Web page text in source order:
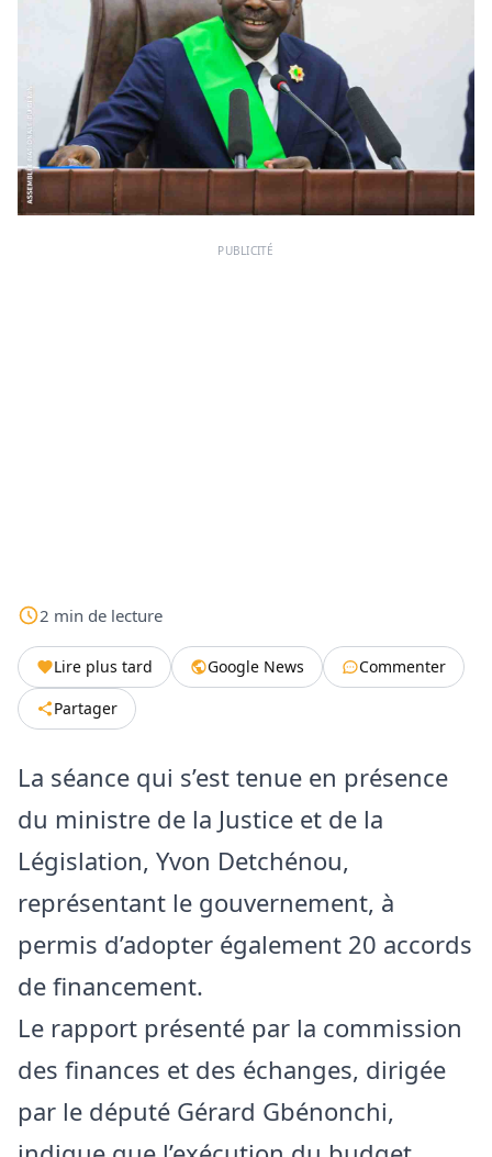
PUBLICITÉ
2 min de lecture
Lire plus tard Google News
Commenter
Partager
La séance qui s’est tenue en présence
du ministre de la Justice et de la
Législation, Yvon Detchénou,
représentant le gouvernement, à
permis d’adopter également 20 accords
de financement.
Le rapport présenté par la commission
des finances et des échanges, dirigée
par le député Gérard Gbénonchi,